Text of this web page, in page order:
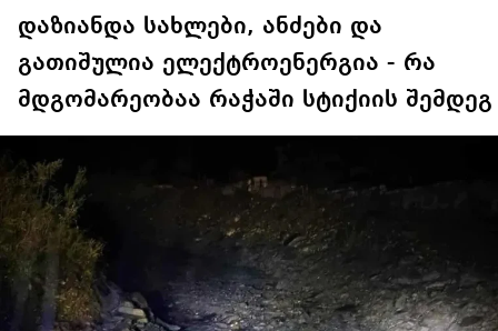
დაზიანდა სახლები, ანძები და
გათიშულია ელექტროენერგია - რა
მდგომარეობაა რაჭაში სტიქიის შემდეგ